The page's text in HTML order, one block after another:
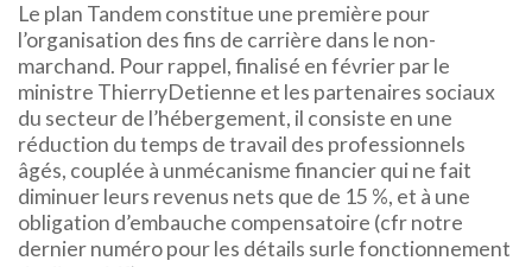
Le plan Tandem constitue une première pour
l’organisation des fins de carrière dans le non-
marchand. Pour rappel, finalisé en février par le
ministre ThierryDetienne et les partenaires sociaux
du secteur de l’hébergement, il consiste en une
réduction du temps de travail des professionnels
âgés, couplée à unmécanisme financier qui ne fait
diminuer leurs revenus nets que de 15 %, et à une
obligation d’embauche compensatoire (cfr notre
dernier numéro pour les détails surle fonctionnement